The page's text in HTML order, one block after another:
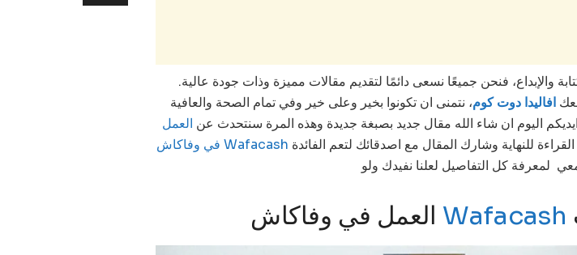
والإبداع، فنحن جميعًا نسعى دائمًا لتقديم مقالات مميزة وذات جودة عالية.
افاليدا دوت كوم، نتمنى ان تكونوا بخير وعلى خير وفي تمام الصحة والعافية
اليوم ان شاء الله مقال جديد بصبغة جديدة وهذه المرة سنتحدث عن العمل
في وفاكاش Wafacash للنهاية وشارك المقال مع اصدقائك لتعم الفائدة
لمعرفة كل التفاصيل لعلنا نفيدك ولو
Wafacash